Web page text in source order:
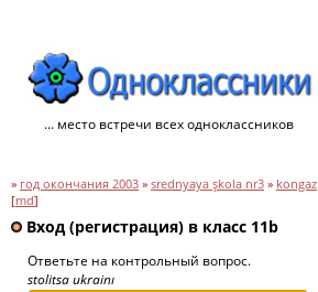
... место встречи всех одноклассников
» год окончания 2003 » srednyaya şkola nr3 » kongaz
[md]
Вход (регистрация) в класс 11b
Ответьте на контрольный вопрос.
stolitsa ukrainı